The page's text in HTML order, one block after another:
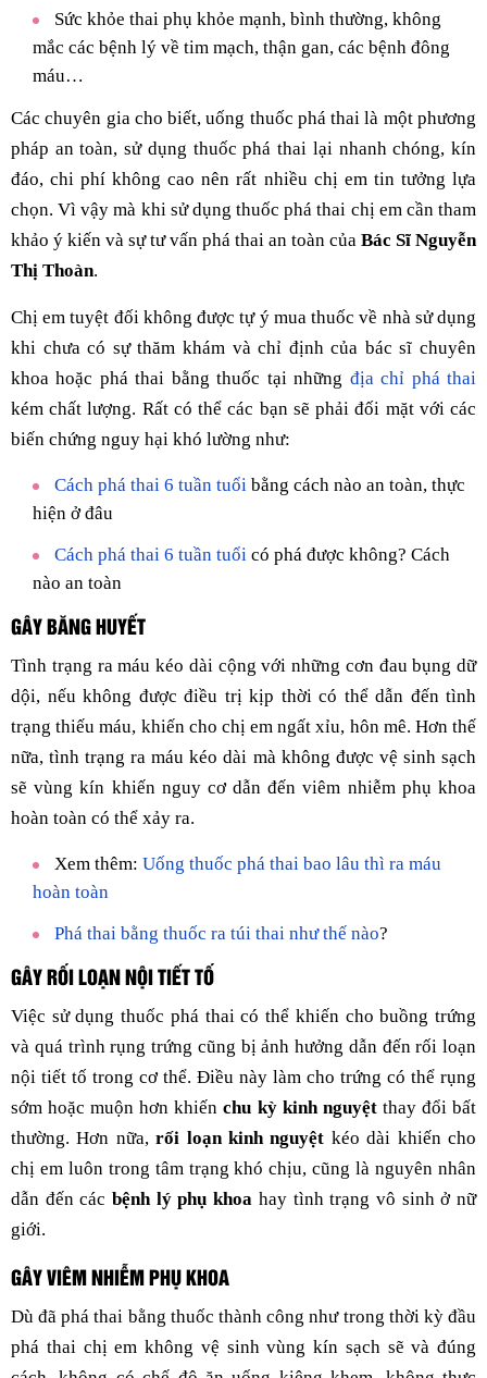
Sức khỏe thai phụ khỏe mạnh, bình thường, không
mắc các bệnh lý về tim mạch, thận gan, các bệnh đông
máu…
Các chuyên gia cho biết, uống thuốc phá thai là một phương
pháp an toàn, sử dụng thuốc phá thai lại nhanh chóng, kín
đáo, chi phí không cao nên rất nhiều chị em tin tưởng lựa
chọn. Vì vậy mà khi sử dụng thuốc phá thai chị em cần tham
khảo ý kiến và sự tư vấn phá thai an toàn của Bác Sĩ Nguyễn
Thị Thoàn.
Chị em tuyệt đối không được tự ý mua thuốc về nhà sử dụng
khi chưa có sự thăm khám và chỉ định của bác sĩ chuyên
khoa hoặc phá thai bằng thuốc tại những địa chỉ phá thai
kém chất lượng. Rất có thể các bạn sẽ phải đối mặt với các
biến chứng nguy hại khó lường như:
Cách phá thai 6 tuần tuổi bằng cách nào an toàn, thực
hiện ở đâu
Cách phá thai 6 tuần tuổi có phá được không? Cách
nào an toàn
GÂY BĂNG HUYẾT
Tình trạng ra máu kéo dài cộng với những cơn đau bụng dữ
dội, nếu không được điều trị kịp thời có thể dẫn đến tình
trạng thiếu máu, khiến cho chị em ngất xỉu, hôn mê. Hơn thế
nữa, tình trạng ra máu kéo dài mà không được vệ sinh sạch
sẽ vùng kín khiến nguy cơ dẫn đến viêm nhiễm phụ khoa
hoàn toàn có thể xảy ra.
Xem thêm: Uống thuốc phá thai bao lâu thì ra máu
hoàn toàn
Phá thai bằng thuốc ra túi thai như thế nào?
GÂY RỐI LOẠN NỘI TIẾT TỐ
Việc sử dụng thuốc phá thai có thể khiến cho buồng trứng
và quá trình rụng trứng cũng bị ảnh hưởng dẫn đến rối loạn
nội tiết tố trong cơ thể. Điều này làm cho trứng có thể rụng
sớm hoặc muộn hơn khiếnchu kỳ kinh nguyệtthay đổi bất
thường. Hơn nữa,rối loạn kinh nguyệt kéo dài khiến cho
chị em luôn trong tâm trạng khó chịu, cũng là nguyên nhân
dẫn đến cácbệnh lý phụ khoa hay tình trạng vô sinh ở nữ
giới.
GÂY VIÊM NHIỄM PHỤ KHOA
Dù đã phá thai bằng thuốc thành công như trong thời kỳ đầu
phá thai chị em không vệ sinh vùng kín sạch sẽ và đúng